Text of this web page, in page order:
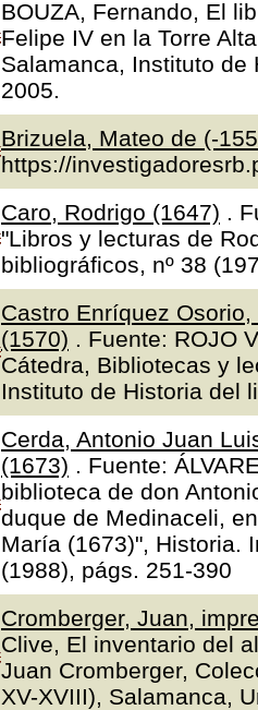
BOUZA, Fernando, El
Felipe IV en la Torre
Salamanca, Instituto de
2005.
Brizuela, Mateo de (-
https://
Caro, Rodrigo (1647) .
"Libros y lecturas de
bibliográficos, nº 38
Castro Enríquez
(1570) . Fuente: ROJO
Cátedra, Bibliotecas y
Instituto de Historia del
Cerda, Antonio Juan
(1673) . Fuente:
biblioteca de don
duque de Medinaceli,
María (1673)", Historia.
(1988), págs. 251-390
Cromberger, Juan,
Clive, El inventario del
Juan Cromberger,
XV-XVIII), Salamanca,